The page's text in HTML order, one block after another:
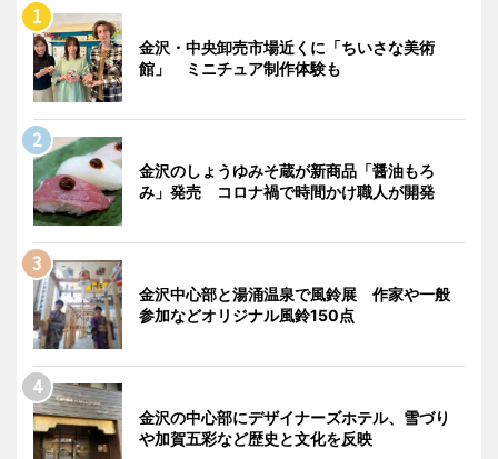
金沢・中央卸売市場近くに「ちいさな美術
館」 ミニチュア制作体験も
金沢のしょうゆみそ蔵が新商品「醤油もろ
み」発売 コロナ禍で時間かけ職人が開発
金沢中心部と湯涌温泉で風鈴展 作家や一般
参加などオリジナル風鈴150点
金沢の中心部にデザイナーズホテル、雪づり
や加賀五彩など歴史と文化を反映